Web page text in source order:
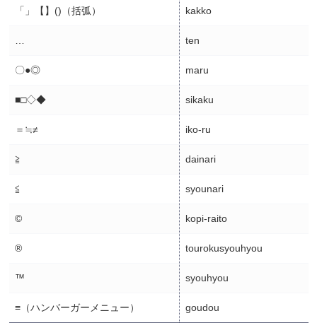
「」【】()（括弧） kakko
… ten
〇●◎ maru
■□◇◆ sikaku
＝≒≠ iko-ru
≧ dainari
≦ syounari
© kopi-raito
® tourokusyouhyou
™ syouhyou
≡（ハンバーガーメニュー） goudou